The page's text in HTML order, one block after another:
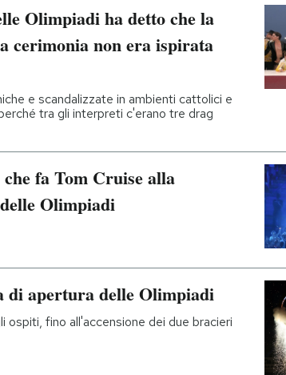
Olimpiadi ha detto che la
cerimonia non era ispirata
e scandalizzate in ambienti cattolici e
tra gli interpreti c'erano tre drag
fa Tom Cruise alla
Olimpiadi
di apertura delle Olimpiadi
fino all'accensione dei due bracieri